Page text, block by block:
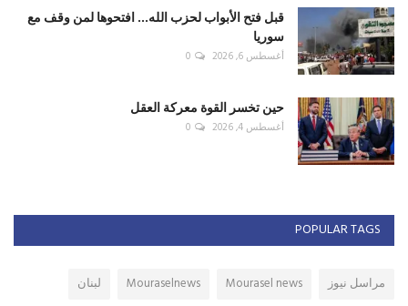
قبل فتح الأبواب لحزب الله... افتحوها لمن وقف مع
سوريا
أغسطس 6, 2026 0
حين تخسر القوة معركة العقل
أغسطس 4, 2026 0
POPULAR TAGS
مراسل نيوز Mourasel news
Mouraselnews
لبنان